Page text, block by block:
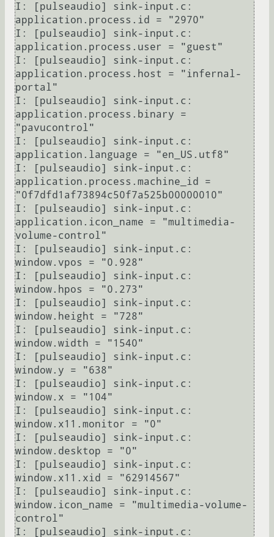
I: [pulseaudio] sink-input.c:
application.process.id = "2970"
I: [pulseaudio] sink-input.c:
application.process.user = "guest"
I: [pulseaudio] sink-input.c:
application.process.host = "infernal-
portal"
I: [pulseaudio] sink-input.c:
application.process.binary =
"pavucontrol"
I: [pulseaudio] sink-input.c:
application.language = "en_US.utf8"
I: [pulseaudio] sink-input.c:
application.process.machine_id =
"0f7dfd1af73894c50f7a525b00000010"
I: [pulseaudio] sink-input.c:
application.icon_name = "multimedia-
volume-control"
I: [pulseaudio] sink-input.c:
window.vpos = "0.928"
I: [pulseaudio] sink-input.c:
window.hpos = "0.273"
I: [pulseaudio] sink-input.c:
window.height = "728"
I: [pulseaudio] sink-input.c:
window.width = "1540"
I: [pulseaudio] sink-input.c:
window.y = "638"
I: [pulseaudio] sink-input.c:
window.x = "104"
I: [pulseaudio] sink-input.c:
window.x11.monitor = "0"
I: [pulseaudio] sink-input.c:
window.desktop = "0"
I: [pulseaudio] sink-input.c:
window.x11.xid = "62914567"
I: [pulseaudio] sink-input.c:
window.icon_name = "multimedia-volume-
control"
I: [pulseaudio] sink-input.c: